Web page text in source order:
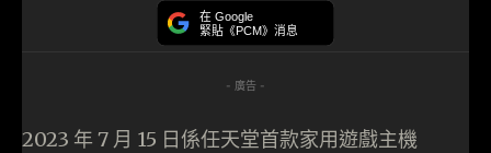
在 Google
緊貼《PCM》消息
- 廣告 -
2023 年 7 月 15 日係任天堂首款家用遊戲主機